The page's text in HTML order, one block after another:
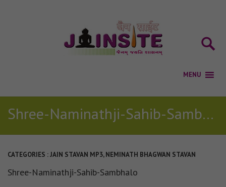
Shree-Naminathji-Sahib-Sambhalo
CATEGORIES :JAIN STAVAN MP3,NEMINATH BHAGWAN STAVAN
Shree-Naminathji-Sahib-Sambhalo